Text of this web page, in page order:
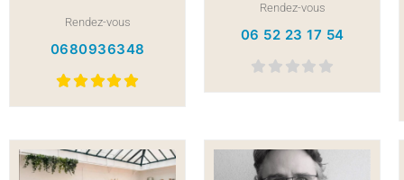
Rendez-vous
0680936348
Rendez-vous
06 52 23 17 54